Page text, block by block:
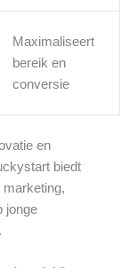
Maximaliseert
bereik en
conversie
en
biedt
marketing,
jonge